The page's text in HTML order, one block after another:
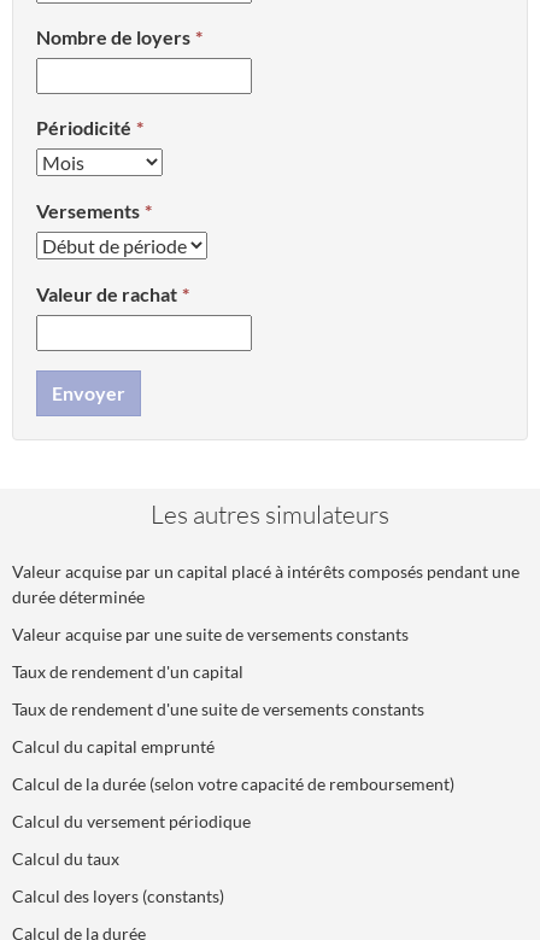
Nombre de loyers
Périodicité
Versements
Valeur de rachat
Envoyer
Les autres simulateurs
Valeur acquise par un capital placé à intérêts composés pendant une
durée déterminée
Valeur acquise par une suite de versements constants
Taux de rendement d'un capital
Taux de rendement d'une suite de versements constants
Calcul du capital emprunté
Calcul de la durée (selon votre capacité de remboursement)
Calcul du versement périodique
Calcul du taux
Calcul des loyers (constants)
Calcul de la durée